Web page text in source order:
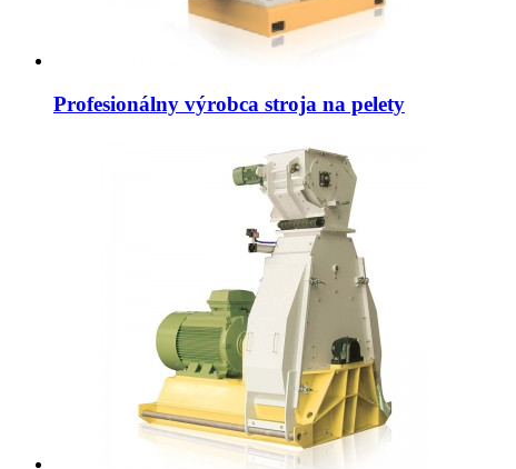
Profesionálny výrobca stroja na pelety